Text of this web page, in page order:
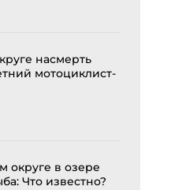
насмерть
мотоциклист-
округе в озере
Что известно?